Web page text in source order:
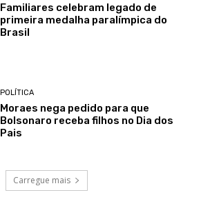
Familiares celebram legado de
primeira medalha paralímpica do
Brasil
POLÍTICA
Moraes nega pedido para que
Bolsonaro receba filhos no Dia dos
Pais
Carregue mais